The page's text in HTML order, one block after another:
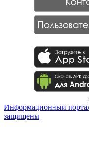
Информационный
защищены